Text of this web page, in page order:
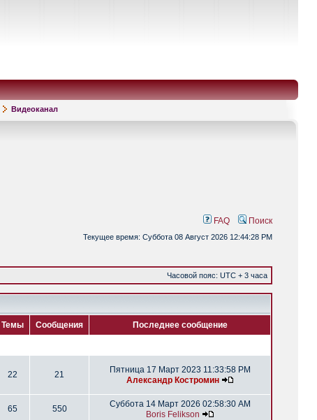
Видеоканал
FAQ Поиск
Текущее время: Суббота 08 Август 2026 12:44:28 PM
Часовой пояс: UTC + 3 часа
Темы Сообщения Последнее сообщение
22 21
Пятница 17 Март 2023 11:33:58 PM
Александр Костромин
65 550
Суббота 14 Март 2026 02:58:30 AM
Boris Felikson